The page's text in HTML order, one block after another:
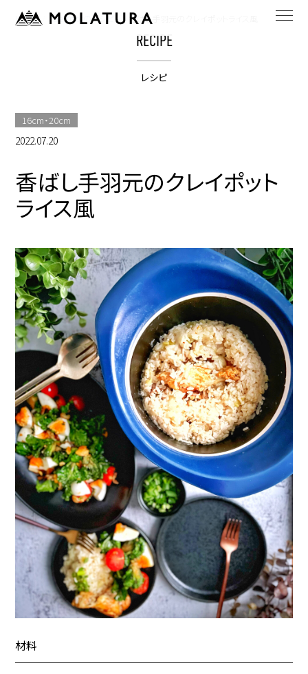
HOME bestpotのレシピ 香ばし手羽元のクレイポットライス風
RECIPE
レシピ
16cm・20cm
2022.07.20
香ばし手羽元のクレイポット
ライス風
材料